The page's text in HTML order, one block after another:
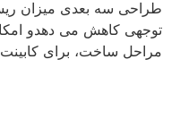
طراحی سه بعدی میزان
توجهی کاهش می دهدو
مراحل ساخت، برای